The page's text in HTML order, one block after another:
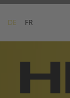
Skip
content
DE FR